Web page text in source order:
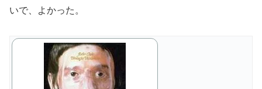
いで、よかった。